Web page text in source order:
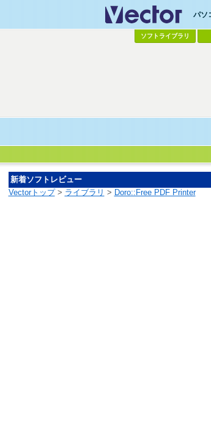
パソ
ソフトライブラリ
新着ソフトレビュー
Vectorトップ> ライブラリ > Doro::Free PDF Printer